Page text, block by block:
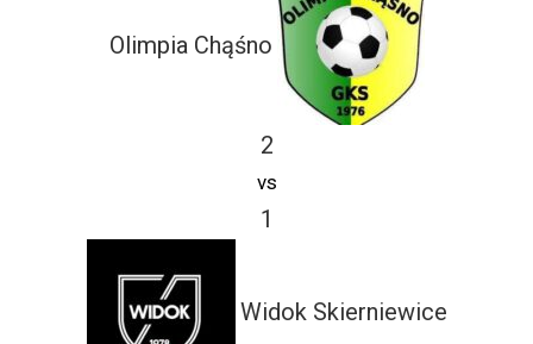
Olimpia Chąśno
2
vs
1
Widok Skierniewice